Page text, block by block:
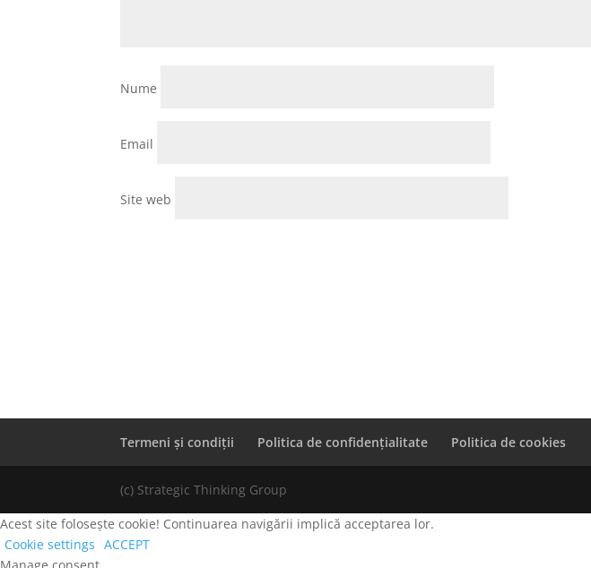
Nume
Email
Site web
Termeni și condiții Politica de confidențialitate Politica de cookies
(c) Strategic Thinking Group
Acest site folosește cookie! Continuarea navigării implică acceptarea lor.
Cookie settings ACCEPT